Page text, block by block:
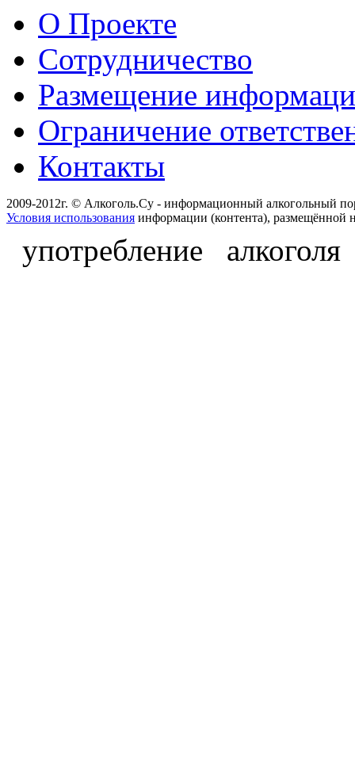
О Проекте
Сотрудничество
Размещение
Ограничение
Контакты
2009-2012г. © Алкоголь.Су - информационный алкогольный
Условия использования информации (контента), размещённой
употребление